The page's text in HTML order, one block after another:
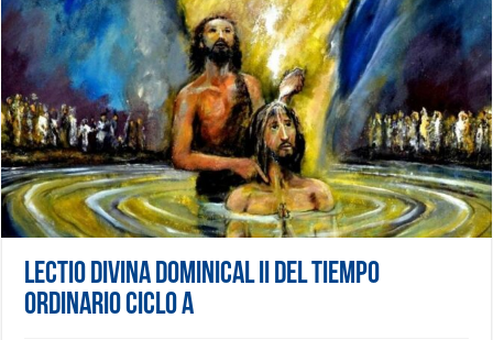
Lectio Divina Dominical II del Tiempo
Ordinario Ciclo A